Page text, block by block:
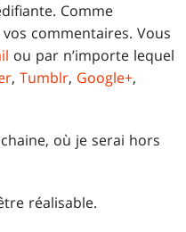
Comme
commentaires. Vous
ou par n’importe lequel
,Tumblr, Google+,
où je serai hors
réalisable.